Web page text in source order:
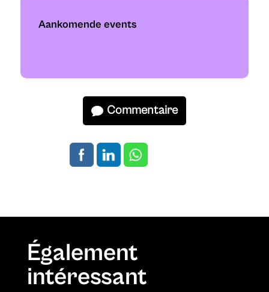
Aankomende events
Commentaire
Également
intéressant